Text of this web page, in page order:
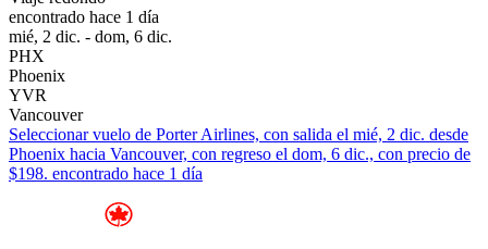
encontrado hace 1 día
mié, 2 dic. - dom, 6 dic.
PHX
Phoenix
YVR
Vancouver
Seleccionar vuelo de Porter Airlines, con salida el mié, 2 dic. desde
Phoenix hacia Vancouver, con regreso el dom, 6 dic., con precio de
$198. encontrado hace 1 día